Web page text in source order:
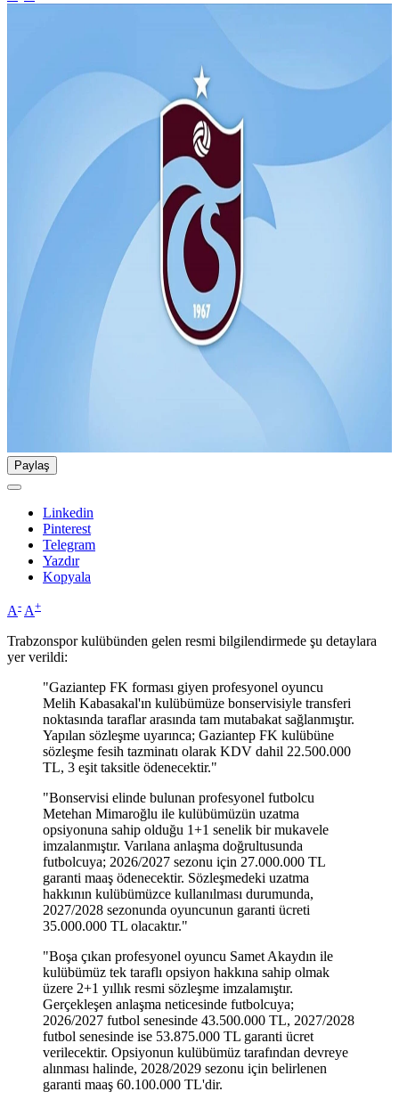
Paylaş
Linkedin
Pinterest
Telegram
Yazdır
Kopyala
A- A+
Trabzonspor kulübünden gelen resmi bilgilendirmede şu detaylara
yer verildi:
"Gaziantep FK forması giyen profesyonel oyuncu
Melih Kabasakal'ın kulübümüze bonservisiyle transferi
noktasında taraflar arasında tam mutabakat sağlanmıştır.
Yapılan sözleşme uyarınca; Gaziantep FK kulübüne
sözleşme fesih tazminatı olarak KDV dahil 22.500.000
TL, 3 eşit taksitle ödenecektir."
"Bonservisi elinde bulunan profesyonel futbolcu
Metehan Mimaroğlu ile kulübümüzün uzatma
opsiyonuna sahip olduğu 1+1 senelik bir mukavele
imzalanmıştır. Varılana anlaşma doğrultusunda
futbolcuya; 2026/2027 sezonu için 27.000.000 TL
garanti maaş ödenecektir. Sözleşmedeki uzatma
hakkının kulübümüzce kullanılması durumunda,
2027/2028 sezonunda oyuncunun garanti ücreti
35.000.000 TL olacaktır."
"Boşa çıkan profesyonel oyuncu Samet Akaydın ile
kulübümüz tek taraflı opsiyon hakkına sahip olmak
üzere 2+1 yıllık resmi sözleşme imzalamıştır.
Gerçekleşen anlaşma neticesinde futbolcuya;
2026/2027 futbol senesinde 43.500.000 TL, 2027/2028
futbol senesinde ise 53.875.000 TL garanti ücret
verilecektir. Opsiyonun kulübümüz tarafından devreye
alınması halinde, 2028/2029 sezonu için belirlenen
garanti maaş 60.100.000 TL'dir.